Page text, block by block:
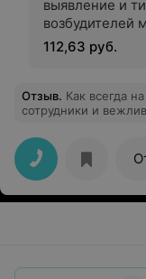
выявление и
возбудителей
Candida,
Saccharomyces
112,63 руб.
Отзыв. Как всегда на этом в Инвитро
сотрудники и